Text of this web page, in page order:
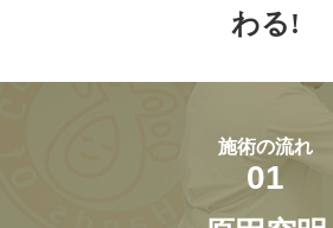
わる!
施術の流れ
01